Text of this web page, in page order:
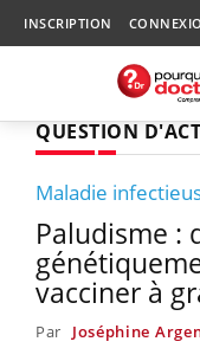
INSCRIPTION
QUESTION
Maladie
Paludisme :
vacciner à
Par Joséphine